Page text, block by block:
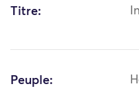
Titre:
Peuple: